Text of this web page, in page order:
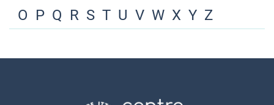
O P Q R S T U V W X Y Z